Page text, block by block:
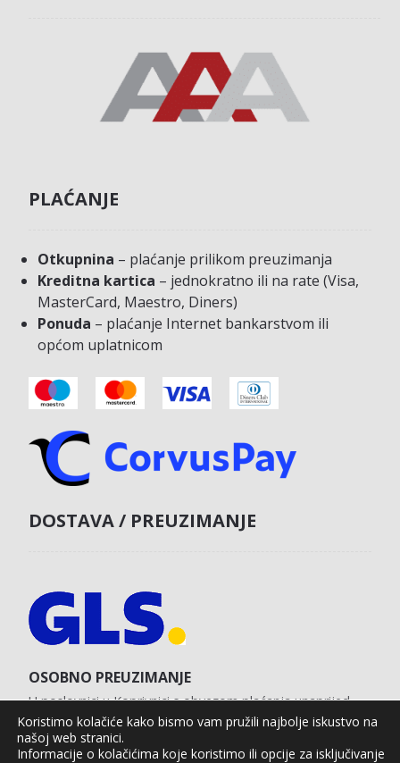
PLAĆANJE
Otkupnina – plaćanje prilikom preuzimanja
Kreditna kartica – jednokratno ili na rate (Visa,
MasterCard, Maestro, Diners)
Ponuda – plaćanje Internet bankarstvom ili
općom uplatnicom
DOSTAVA / PREUZIMANJE
OSOBNO PREUZIMANJE
U poslovnici u Koprivnici s obvezom plaćanja unaprijed
karticom na web shopu.
Koristimo kolačiće kako bismo vam pružili najbolje iskustvo na
našoj web stranici.
Informacije o kolačićima koje koristimo ili opcije za isključivanje